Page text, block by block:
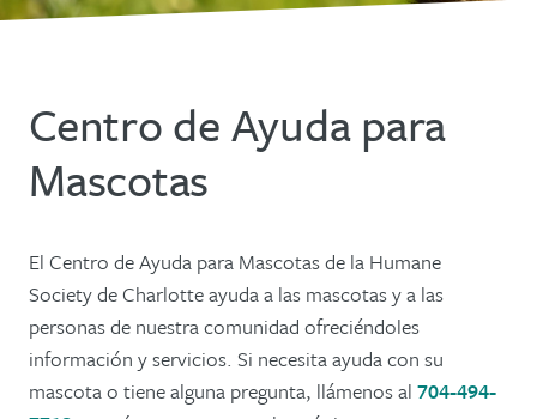
Centro de Ayuda para
Mascotas
El Centro de Ayuda para Mascotas de la Humane
Society de Charlotte ayuda a las mascotas y a las
personas de nuestra comunidad ofreciéndoles
información y servicios. Si necesita ayuda con su
mascota o tiene alguna pregunta, llámenos al 704-494-